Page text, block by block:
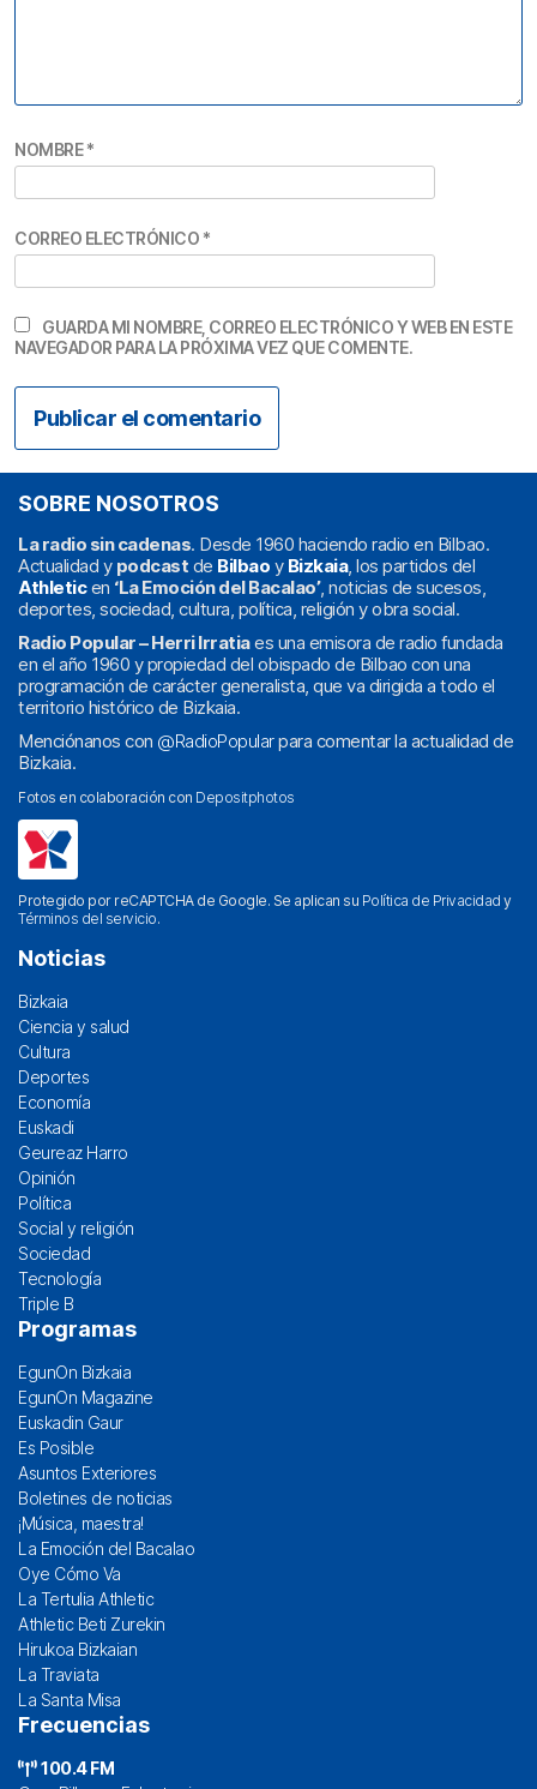
NOMBRE*
CORREO ELECTRÓNICO *
GUARDA MI NOMBRE, CORREO ELECTRÓNICO Y WEB EN ESTE
NAVEGADOR PARA LA PRÓXIMA VEZ QUE COMENTE.
SOBRE NOSOTROS
La radio sin cadenas. Desde 1960 haciendo radio en Bilbao.
Actualidad y podcast de Bilbao y Bizkaia, los partidos del
Athleticen ‘La Emoción del Bacalao’, noticias de sucesos,
deportes, sociedad, cultura, política, religión y obra social.
Radio Popular – Herri Irratiaes una emisora de radio fundada
en el año 1960 y propiedad del obispado de Bilbao con una
programación de carácter generalista, que va dirigida a todo el
territorio histórico de Bizkaia.
Menciónanos con @RadioPopularpara comentar la actualidad de
Bizkaia.
Fotos en colaboración con Depositphotos
Protegido por reCAPTCHA de Google. Se aplican su Política de Privacidad y
Términos del servicio.
Noticias
Bizkaia
Ciencia y salud
Cultura
Deportes
Economía
Euskadi
Geureaz Harro
Opinión
Política
Social y religión
Sociedad
Tecnología
Triple B
Programas
EgunOn Bizkaia
EgunOn Magazine
Euskadin Gaur
Es Posible
Asuntos Exteriores
Boletines de noticias
¡Música, maestra!
La Emoción del Bacalao
Oye Cómo Va
La Tertulia Athletic
Athletic Beti Zurekin
Hirukoa Bizkaian
La Traviata
La Santa Misa
Frecuencias
100.4 FM